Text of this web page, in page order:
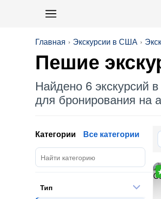
Главная Экскурсии в США
Пешие
Найдено 6 экскурсий в
для бронирования на
Категории Все категории
Тип